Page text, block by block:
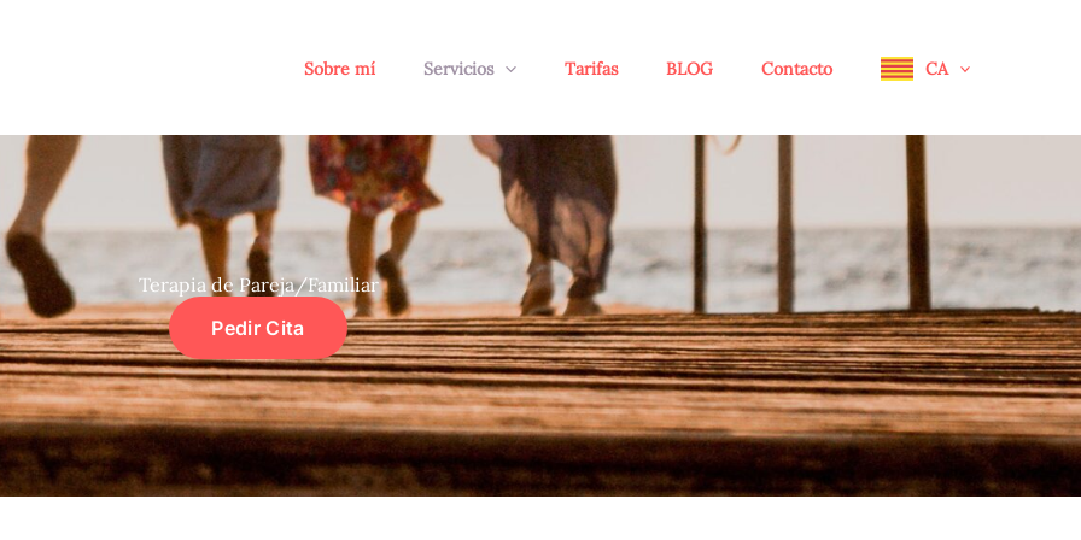
Sobre mí Servicios Tarifas BLOG Contacto CA
Terapia de Pareja/Familiar
Pedir Cita